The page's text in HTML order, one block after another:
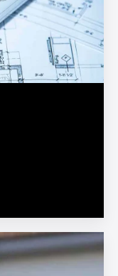
ARCHITECTS